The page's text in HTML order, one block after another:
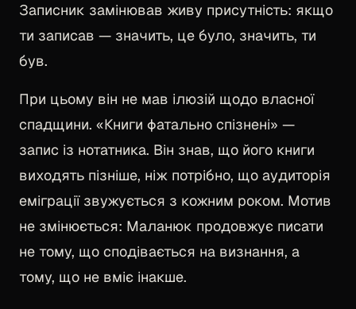
Записник замінював живу присутність: якщо
ти записав — значить, це було, значить, ти
був.
При цьому він не мав ілюзій щодо власної
спадщини. «Книги фатально спізнені» —
запис із нотатника. Він знав, що його книги
виходять пізніше, ніж потрібно, що аудиторія
еміграції звужується з кожним роком. Мотив
не змінюється: Маланюк продовжує писати
не тому, що сподівається на визнання, а
тому, що не вміє інакше.